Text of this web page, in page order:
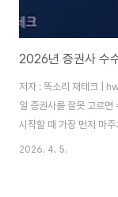
저자 : 똑소리 재테크 |
일 증권사를 잘못 고르면
시작할 때 가장 먼저 마
야 할까?" 입니다. 저도
고 나서야 증권사 선택
2026. 4. 5.